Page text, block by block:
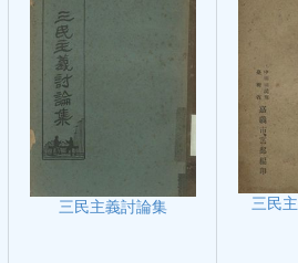
三民主義討論集 三民